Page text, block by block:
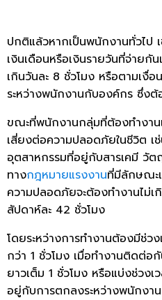
ปกติแล้วหากเป็นพนักงานทั่วไป
เงินเดือนหรือเงินรายวันที่จ่ายกั
เกินวันละ 8 ชั่วโมง หรือตามเงื่อ
ระหว่างพนักงานกับองค์กร ซึ่งต้
ขณะที่พนักงานกลุ่มที่ต้องทำงา
เสี่ยงต่อความปลอดภัยในชีวิต เ
อุตสาหกรรมที่อยู่กับสารเคมี วัต
ทางกฎหมายแรงงานที่มีลักษณะ
ความปลอดภัยจะต้องทำงานไม่เ
สัปดาห์ละ 42 ชั่วโมง
โดยระหว่างการทำงานต้องมีช่ว
กว่า 1 ชั่วโมง เมื่อทำงานติดต่อ
ยาวเต็ม 1 ชั่วโมง หรือแบ่งช่วง
อยู่กับการตกลงระหว่างพนักงา